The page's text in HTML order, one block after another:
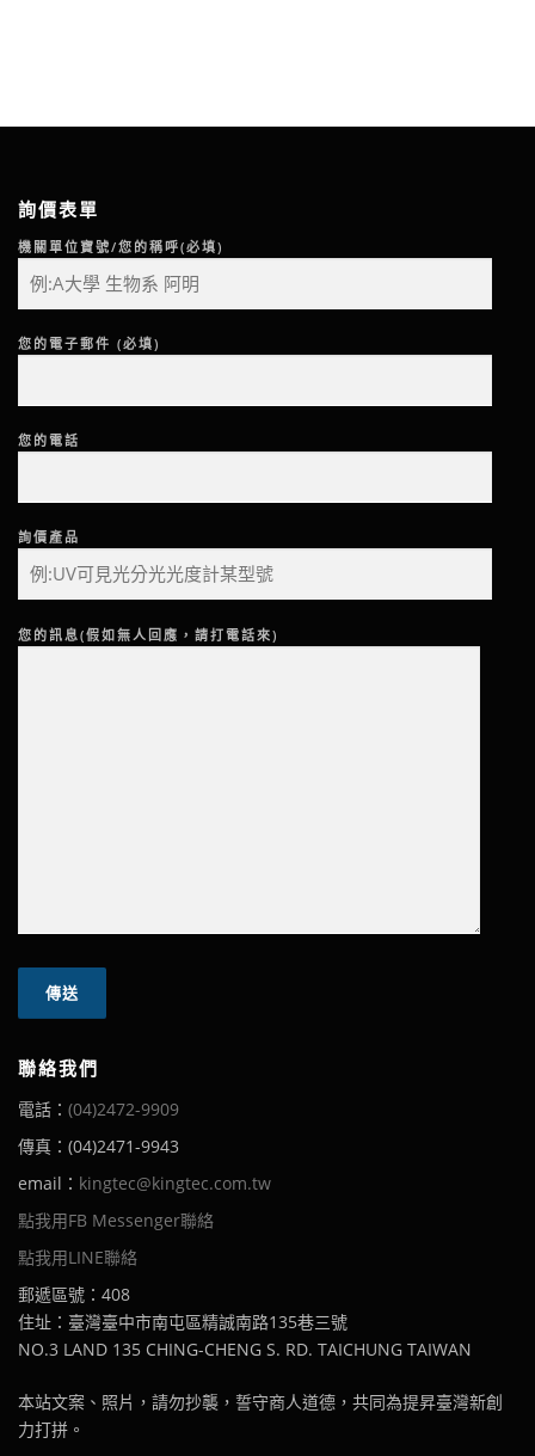
詢價表單
機關單位寶號/您的稱呼(必填)
您的電子郵件 (必填)
您的電話
詢價產品
您的訊息(假如無人回應，請打電話來)
聯絡我們
電話： (04)2472-9909
傳真：(04)2471-9943
email： kingtec@kingtec.com.tw
點我用FB Messenger聯絡
點我用LINE聯絡
郵遞區號：408
住址：臺灣臺中市南屯區精誠南路135巷三號
NO.3 LAND 135 CHING-CHENG S. RD. TAICHUNG TAIWAN
本站文案、照片，請勿抄襲，誓守商人道德，共同為提昇臺灣新創
力打拼。